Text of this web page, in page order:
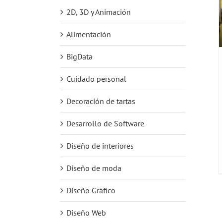
2D, 3D y Animación
Alimentación
BigData
Cuidado personal
Decoración de tartas
Desarrollo de Software
Diseño de interiores
Diseño de moda
Diseño Gráfico
Diseño Web